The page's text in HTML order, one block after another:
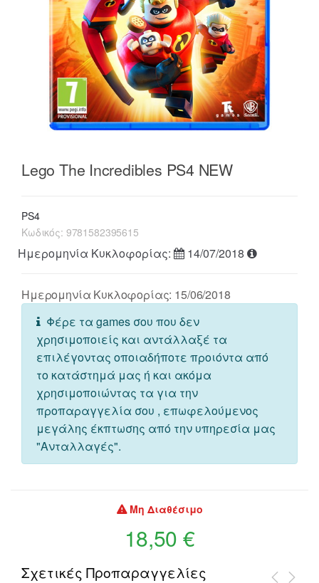
Lego The Incredibles PS4 NEW
PS4
Κωδικός: 9781582395615
Ημερομηνία Κυκλοφορίας: 14/07/2018
Ημερομηνία Κυκλοφορίας: 15/06/2018
Φέρε τα games σου που δεν
χρησιμοποιείς και αντάλλαξέ τα
επιλέγοντας οποιαδήποτε προιόντα από
το κατάστημά μας ή και ακόμα
χρησιμοποιώντας τα για την
προπαραγγελία σου , επωφελούμενος
μεγάλης έκπτωσης από την υπηρεσία μας
"Ανταλλαγές".
Μη Διαθέσιμο
18,50 €
Σχετικές Προπαραγγελίες